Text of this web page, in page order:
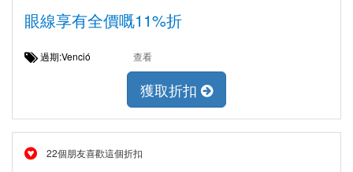
眼線享有全價嘅11%折
過期:Venció 查看
獲取折扣
22個朋友喜歡這個折扣